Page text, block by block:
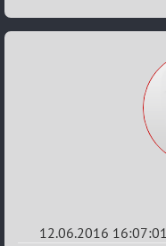
12.06.2016 16:07:01